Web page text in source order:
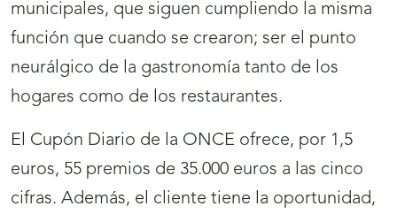
municipales, que siguen cumpliendo la misma
función que cuando se crearon; ser el punto
neurálgico de la gastronomía tanto de los
hogares como de los restaurantes.
El Cupón Diario de la ONCE ofrece, por 1,5
euros, 55 premios de 35.000 euros a las cinco
cifras. Además, el cliente tiene la oportunidad,